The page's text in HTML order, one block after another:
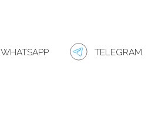
WHATSAPP TELEGRAM